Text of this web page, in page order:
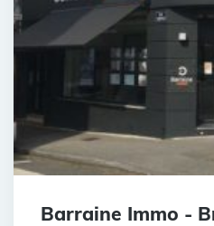
Barraine Immo -